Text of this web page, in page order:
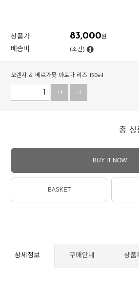
상품가 83,000원
배송비 (조건)
오렌지 & 베르가못 아로마 리즈 150ml
+1 -1
총 상
BUY IT NOW
BASKET
상세정보 구매안내 상품